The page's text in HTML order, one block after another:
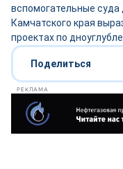
вспомогательные
Камчатского края
проектах по
Поделиться
РЕКЛАМА